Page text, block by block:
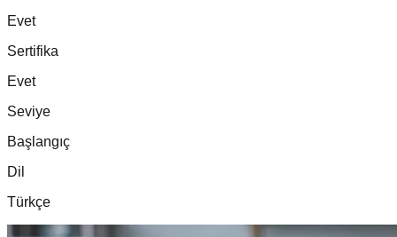
Evet
Sertifika
Evet
Seviye
Başlangıç
Dil
Türkçe